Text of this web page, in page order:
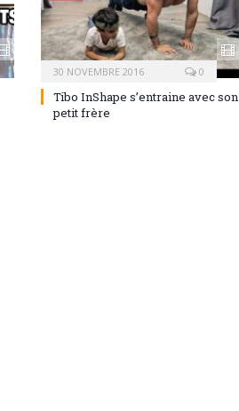
30 NOVEMBRE 2016 0
Tibo InShape s’entraine avec son
petit frère